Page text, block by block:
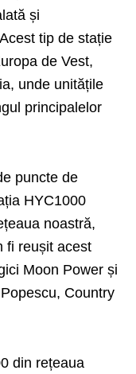
și
tip de stație
de Vest,
unde unitățile
principalelor
puncte de
HYC1000
noastră,
fi reușit acest
Moon Power și
Country
din rețeaua